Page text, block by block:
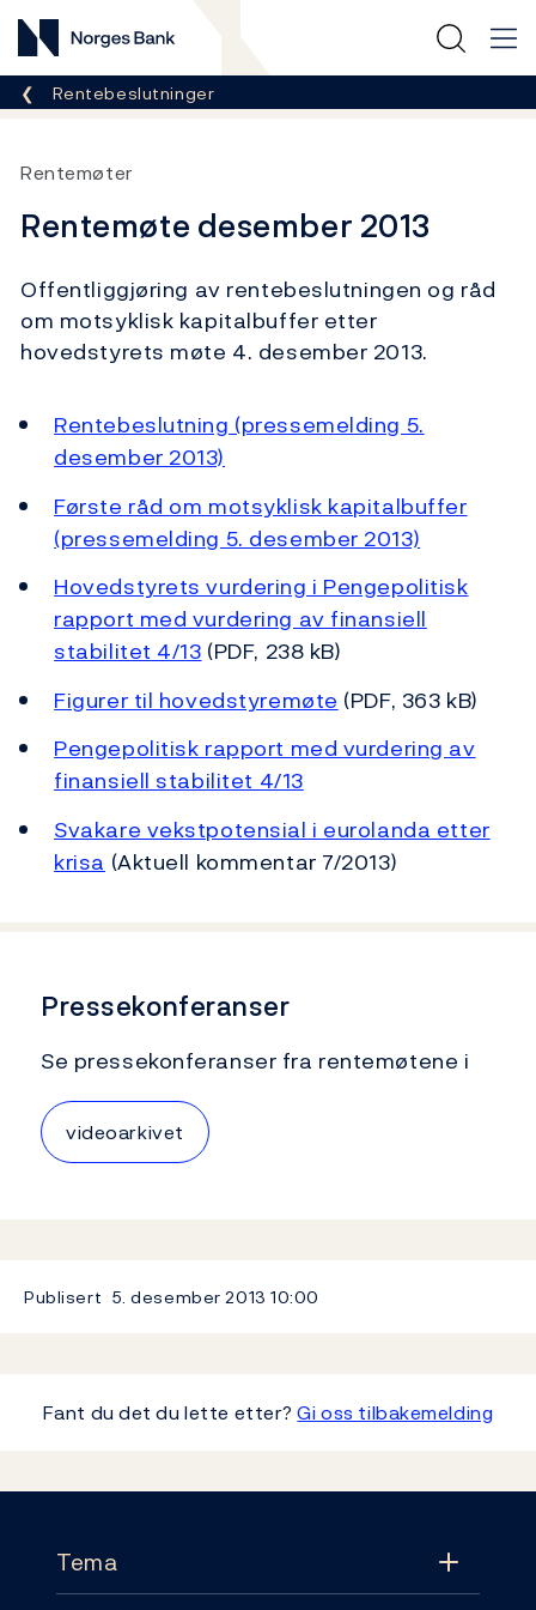
Norges Bank
Her er du nå:
Rentebeslutninger
Rentemøter
Rentemøte desember 2013
Offentliggjøring av rentebeslutningen og råd
om motsyklisk kapitalbuffer etter
hovedstyrets møte 4. desember 2013.
Rentebeslutning (pressemelding 5.
desember 2013)
Første råd om motsyklisk kapitalbuffer
(pressemelding 5. desember 2013)
Hovedstyrets vurdering i Pengepolitisk
rapport med vurdering av finansiell
stabilitet 4/13 (PDF, 238 kB)
Figurer til hovedstyremøte (PDF, 363 kB)
Pengepolitisk rapport med vurdering av
finansiell stabilitet 4/13
Svakare vekstpotensial i eurolanda etter
krisa (Aktuell kommentar 7/2013)
Pressekonferanser
Se pressekonferanser fra rentemøtene i
videoarkivet
Publisert 5. desember 201310:00
Fant du det du lette etter?Gi oss tilbakemelding
Tema